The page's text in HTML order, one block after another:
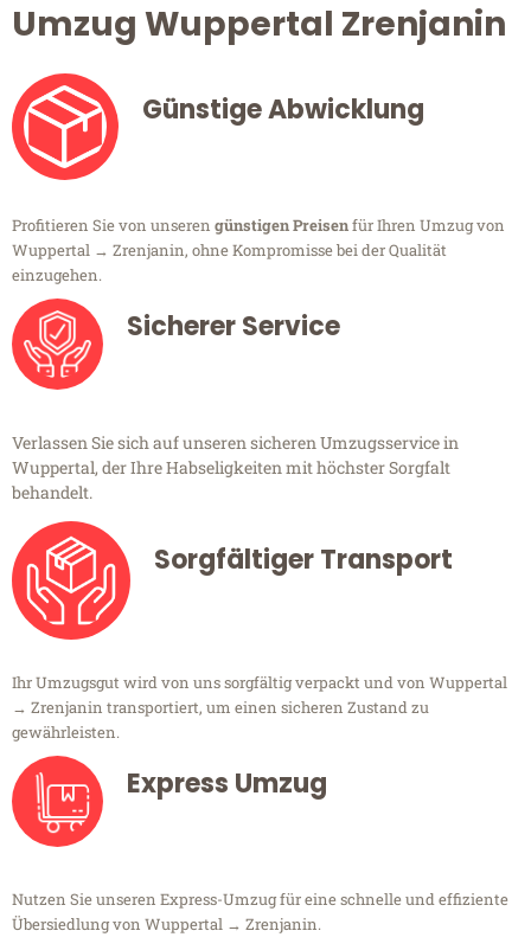
Umzug Wuppertal Zrenjanin
Günstige Abwicklung
Profitieren Sie von unseren günstigen Preisenfür Ihren Umzug von
Wuppertal → Zrenjanin, ohne Kompromisse bei der Qualität
einzugehen.
Sicherer Service
Verlassen Sie sich auf unseren sicheren Umzugsservice in
Wuppertal, der Ihre Habseligkeiten mit höchster Sorgfalt
behandelt.
Sorgfältiger Transport
Ihr Umzugsgut wird von uns sorgfältig verpackt und von Wuppertal
→ Zrenjanin transportiert, um einen sicheren Zustand zu
gewährleisten.
Express Umzug
Nutzen Sie unseren Express-Umzug für eine schnelle und effiziente
Übersiedlung von Wuppertal → Zrenjanin.